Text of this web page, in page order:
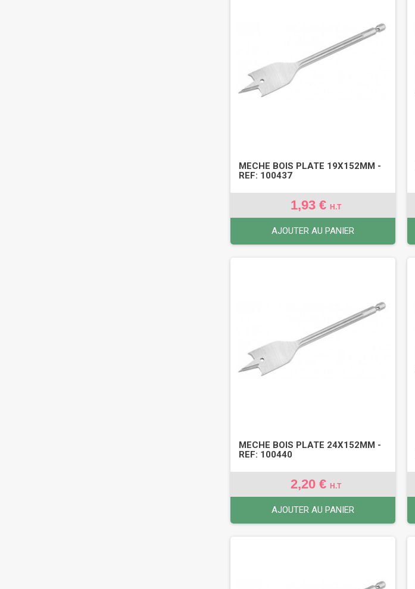
MECHE BOIS PLATE 19X152MM -
REF: 100437
1,93 € H.T
AJOUTER AU PANIER
MECHE BOIS PLATE 24X152MM -
REF: 100440
2,20 € H.T
AJOUTER AU PANIER